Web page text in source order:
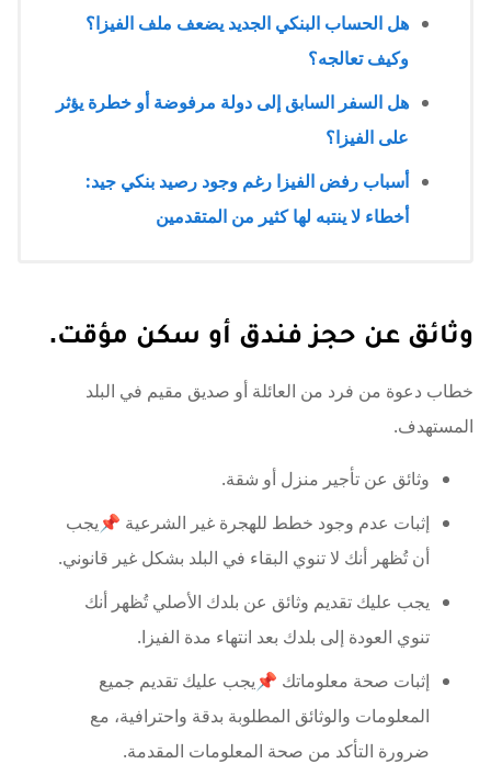
هل الحساب البنكي الجديد يضعف ملف الفيزا؟
وكيف تعالجه؟
هل السفر السابق إلى دولة مرفوضة أو خطرة يؤثر
على الفيزا؟
أسباب رفض الفيزا رغم وجود رصيد بنكي جيد:
أخطاء لا ينتبه لها كثير من المتقدمين
وثائق عن حجز فندق أو سكن مؤقت.
خطاب دعوة من فرد من العائلة أو صديق مقيم في البلد
المستهدف.
وثائق عن تأجير منزل أو شقة.
إثبات عدم وجود خطط للهجرة غير الشرعية 📌يجب
أن تُظهر أنك لا تنوي البقاء في البلد بشكل غير قانوني.
يجب عليك تقديم وثائق عن بلدك الأصلي تُظهر أنك
تنوي العودة إلى بلدك بعد انتهاء مدة الفيزا.
إثبات صحة معلوماتك 📌يجب عليك تقديم جميع
المعلومات والوثائق المطلوبة بدقة واحترافية، مع
ضرورة التأكد من صحة المعلومات المقدمة.